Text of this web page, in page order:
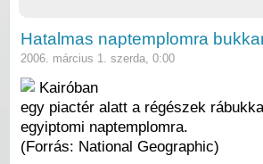
Hatalmas naptemplomra
2006. március 1. szerda, 0:00
Kairóban
egy piactér alatt a régészek
egyiptomi naptemplomra.
(Forrás: National Geographic)